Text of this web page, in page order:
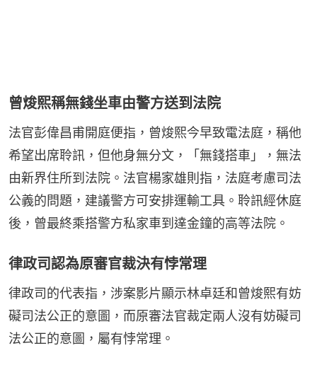
曾焌熙稱無錢坐車由警方送到法院
法官彭偉昌甫開庭便指，曾焌熙今早致電法庭，稱他
希望出席聆訊，但他身無分文，「無錢搭車」，無法
由新界住所到法院。法官楊家雄則指，法庭考慮司法
公義的問題，建議警方可安排運輸工具。聆訊經休庭
後，曾最終乘搭警方私家車到達金鐘的高等法院。
律政司認為原審官裁決有悖常理
律政司的代表指，涉案影片顯示林卓廷和曾焌熙有妨
礙司法公正的意圖，而原審法官裁定兩人沒有妨礙司
法公正的意圖，屬有悖常理。